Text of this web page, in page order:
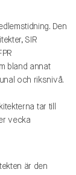
Den
SIR
bland annat
och riksnivå.
tar till
vecka
är den